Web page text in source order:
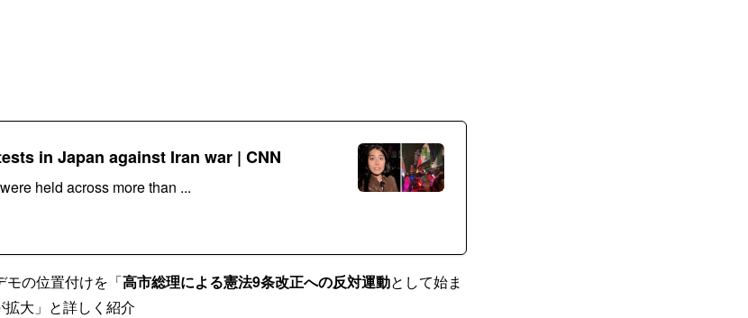
in Japan against Iran war | CNN
held across more than ...
モの位置付けを「高市総理による憲法9条改正への反対運動として始ま
大」と詳しく紹介